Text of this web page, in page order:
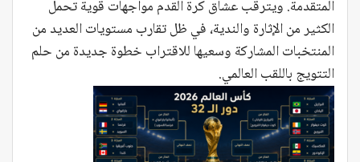
المتقدمة. ويترقب عشاق كرة القدم مواجهات قوية تحمل
الكثير من الإثارة والندية، في ظل تقارب مستويات العديد من
المنتخبات المشاركة وسعيها للاقتراب خطوة جديدة من حلم
التتويج باللقب العالمي.